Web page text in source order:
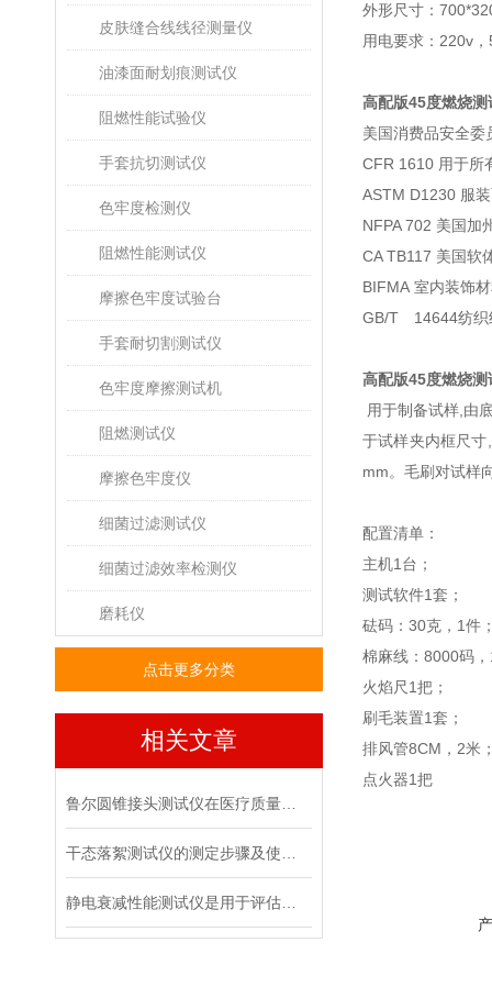
皮肤缝合线线径测量仪
油漆面耐划痕测试仪
阻燃性能试验仪
手套抗切测试仪
色牢度检测仪
阻燃性能测试仪
摩擦色牢度试验台
手套耐切割测试仪
色牢度摩擦测试机
阻燃测试仪
摩擦色牢度仪
细菌过滤测试仪
细菌过滤效率检测仪
磨耗仪
点击更多分类
相关文章
外形尺寸：
用电要求： 220v ，
高配版45度燃烧
美国消费品安全委
CFR 1610 用于所
ASTM D1230 服
NFPA 702 美国加
CA TB117 美国软
BIFMA 室内装饰
GB/T
14644纺织
高配版45度燃烧测
用于制备试样 由
于试样夹内框尺寸
mm。毛刷对试样
配置清单：
主机1 台；
测试软件1套；
砝码： 30克， 1件
棉麻线： 8000码，
火焰尺1把；
刷毛装置1套；
排风管8CM ， 2米
点火器1把